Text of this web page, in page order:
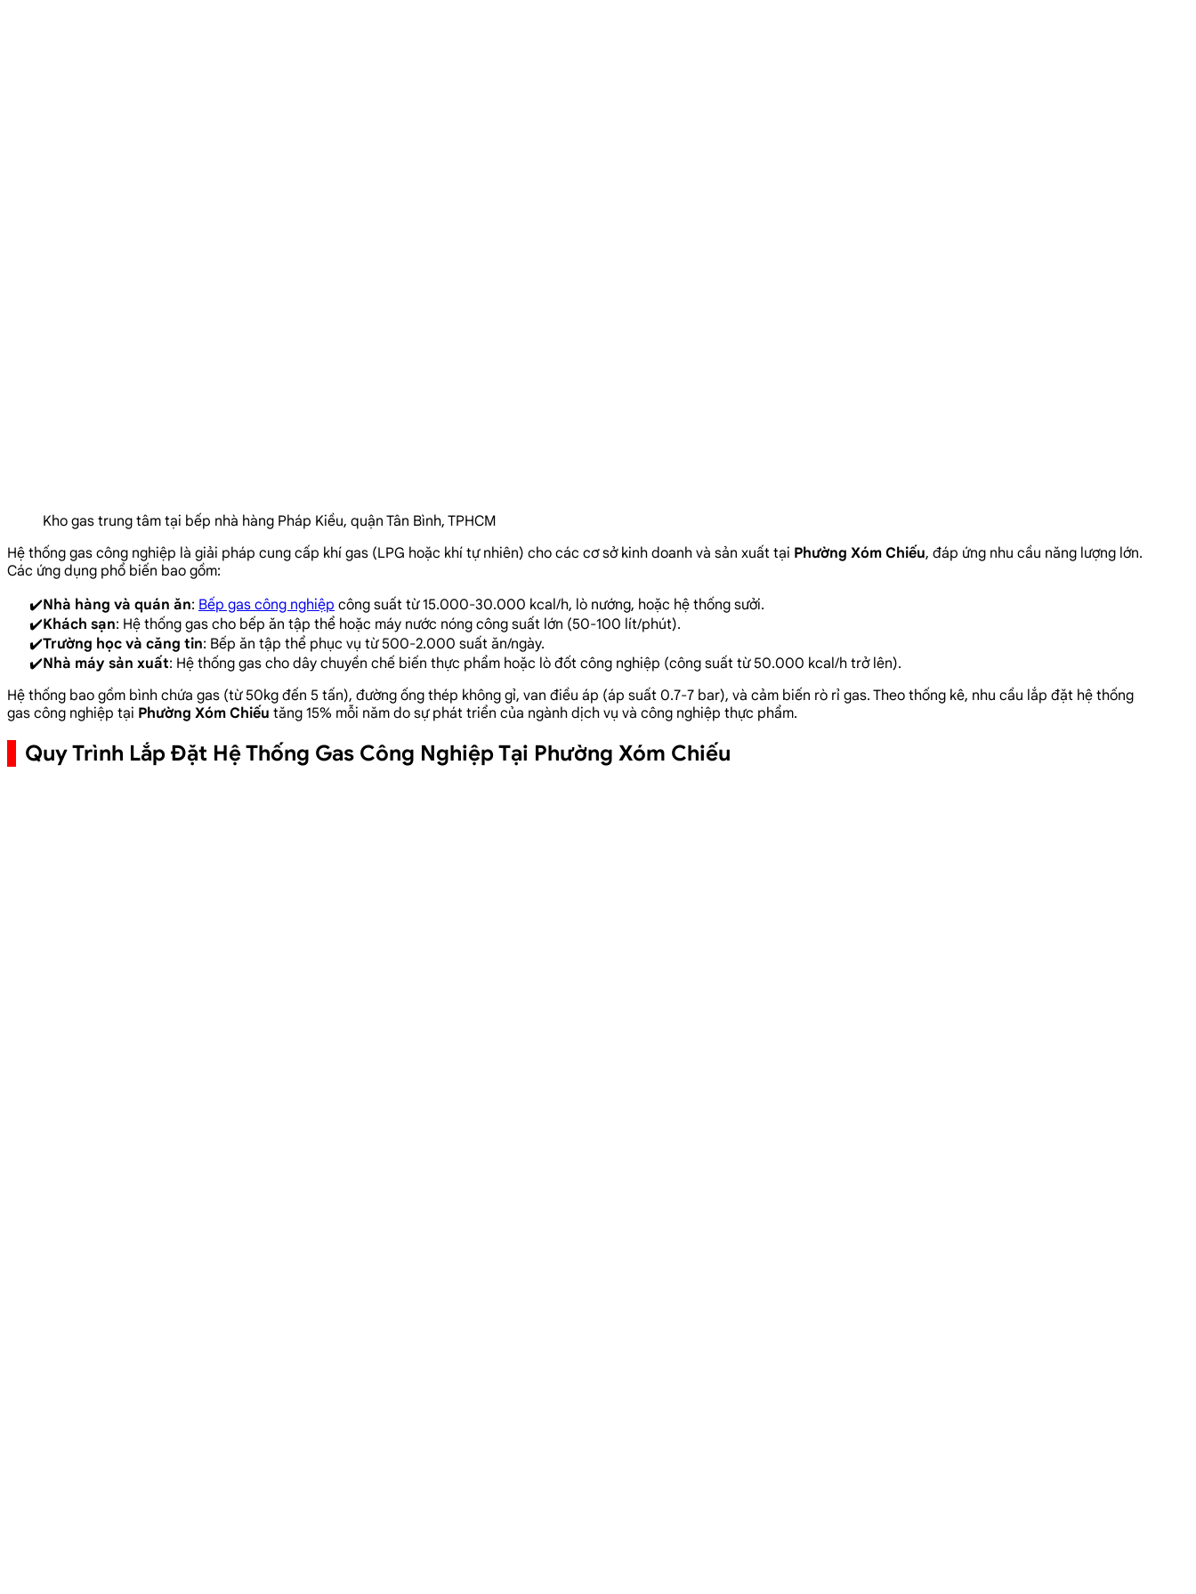
Kho gas trung tâm tại bếp nhà hàng Pháp Kiều, quận Tân Bình, TPHCM
Hệ thống gas công nghiệp là giải pháp cung cấp khí gas (LPG hoặc khí tự nhiên) cho các cơ sở kinh doanh và sản xuất tại Phường Xóm Chiếu, đáp ứng nhu cầu năng lượng lớn.
Các ứng dụng phổ biến bao gồm:
Nhà hàng và quán ăn: Bếp gas công nghiệp công suất từ 15.000-30.000 kcal/h, lò nướng, hoặc hệ thống sưởi.
Khách sạn: Hệ thống gas cho bếp ăn tập thể hoặc máy nước nóng công suất lớn (50-100 lít/phút).
Trường học và căng tin: Bếp ăn tập thể phục vụ từ 500-2.000 suất ăn/ngày.
Nhà máy sản xuất: Hệ thống gas cho dây chuyền chế biến thực phẩm hoặc lò đốt công nghiệp (công suất từ 50.000 kcal/h trở lên).
Hệ thống bao gồm bình chứa gas (từ 50kg đến 5 tấn), đường ống thép không gỉ, van điều áp (áp suất 0.7-7 bar), và cảm biến rò rỉ gas. Theo thống kê, nhu cầu lắp đặt hệ thống
gas công nghiệp tại Phường Xóm Chiếu tăng 15% mỗi năm do sự phát triển của ngành dịch vụ và công nghiệp thực phẩm.
Quy Trình Lắp Đặt Hệ Thống Gas Công Nghiệp Tại Phường Xóm Chiếu